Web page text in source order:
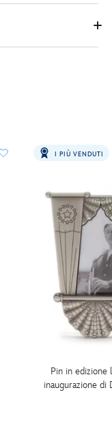
I PIÙ VENDUTI
Pin in edizione
inaugurazione di